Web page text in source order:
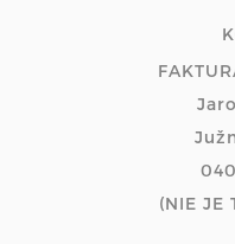
(NIE JE